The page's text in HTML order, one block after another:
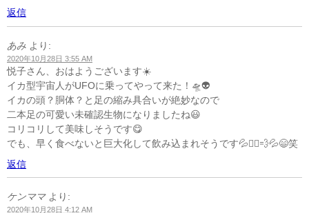
返信
あみ より:
2020年10月28日 3:55 AM
悦子さん、おはようございます☀️
イカ型宇宙人がUFOに乗ってやって来た！🛸👽
イカの頭？胴体？と足の縮み具合いが絶妙なので
二本足の可愛い未確認生物になりましたね😃
コリコリして美味しそうです😋
でも、早く食べないと巨大化して飲み込まれそうです💦🏃‍♀️💨💦😄笑
返信
ケンママ より:
2020年10月28日 4:12 AM